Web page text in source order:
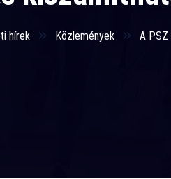
hírek Közlemények A PSZ